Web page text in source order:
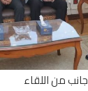
جانب من اللقاء